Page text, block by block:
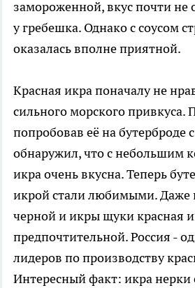
замороженной, вкус почти не
у гребешка. Однако с соусом
оказалась вполне приятной.
Красная икра поначалу не
сильного морского привкуса.
попробовав её на бутерброде
обнаружил, что с небольшим
икра очень вкусна. Теперь
икрой стали любимыми. Даже
черной и икры щуки красная
предпочтительной. Россия -
лидеров по производству
Интересный факт: икра нерки